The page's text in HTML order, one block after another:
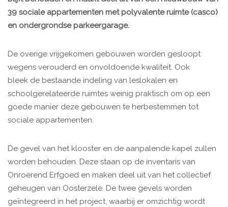
39 sociale appartementen met polyvalente ruimte (casco)
en ondergrondse parkeergarage.
De overige vrijgekomen gebouwen worden gesloopt
wegens verouderd en onvoldoende kwaliteit. Ook
bleek de bestaande indeling van leslokalen en
schoolgerelateerde ruimtes weinig praktisch om op een
goede manier deze gebouwen te herbestemmen tot
sociale appartementen.
De gevel van het klooster en de aanpalende kapel zullen
worden behouden. Deze staan op de inventaris van
Onroerend Erfgoed en maken deel uit van het collectief
geheugen van Oosterzele. De twee gevels worden
geïntegreerd in het project, waarbij er omzichtig wordt